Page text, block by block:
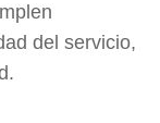
del servicio,